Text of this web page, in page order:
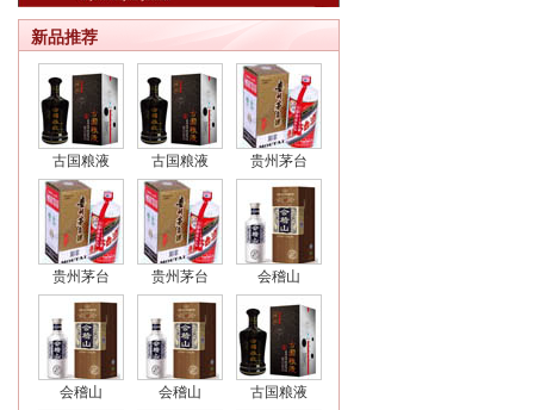
新品推荐
古国粮液 古国粮液 贵州茅台
贵州茅台 贵州茅台 会稽山
会稽山 会稽山 古国粮液